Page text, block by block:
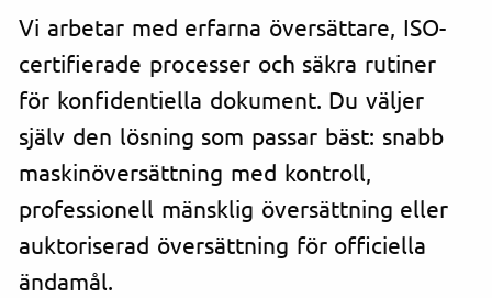
Vi arbetar med erfarna översättare, ISO-
certifierade processer och säkra rutiner
för konfidentiella dokument. Du väljer
själv den lösning som passar bäst: snabb
maskinöversättning med kontroll,
professionell mänsklig översättning eller
auktoriserad översättning för officiella
ändamål.